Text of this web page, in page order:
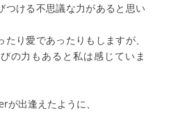
つける不思議な力があると思い
り愛であったりもしますが、
の力もあると私は感じていま
が出逢えたように、